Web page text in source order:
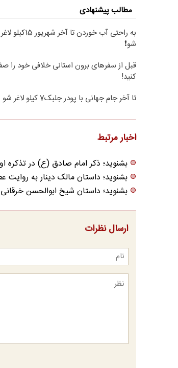
مطالب پیشنهادی
به راحتی آب خوردن تا آخر شهریور 15کیلو لاغر
شو❗
قبل از سفرهای برون استانی خلافی خود را
کنید!
تا آخر جام جهانی با پودر جلبک7 کیلو لاغر شو
اخبار مرتبط
بشنوید؛ ذکر امام صادق (ع) در تذکره
بشنوید؛ داستان مالک دینار به روایت
بشنوید؛ داستان شیخ ابوالحسن
ارسال نظرات